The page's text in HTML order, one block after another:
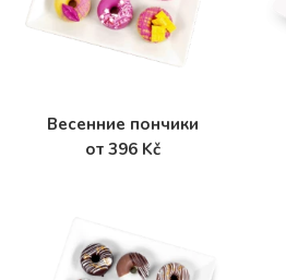
Весенние пончики
от 396 Kč